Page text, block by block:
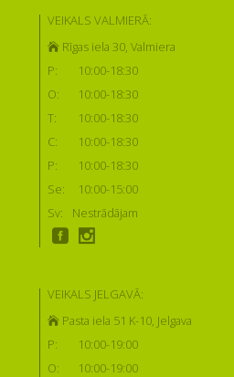
VEIKALS VALMIERĀ:
Rīgas iela 30, Valmiera
P:
10:00-18:30
O:
10:00-18:30
T:
10:00-18:30
C:
10:00-18:30
P:
10:00-18:30
Se:
10:00-15:00
Sv:
Nestrādājam
VEIKALS JELGAVĀ:
Pasta iela 51 K-10, Jelgava
P:
10:00-19:00
O:
10:00-19:00